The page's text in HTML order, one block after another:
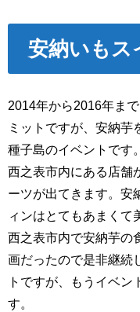
安納いもス
2014年から2016年ま
ミットですが、安納芋
種子島のイベントです。
西之表市内にある店舗
ーツが出てきます。安
ィンはとてもあまくて
西之表市内で安納芋の
画だったので是非継続
トですが、もうイベ
す。